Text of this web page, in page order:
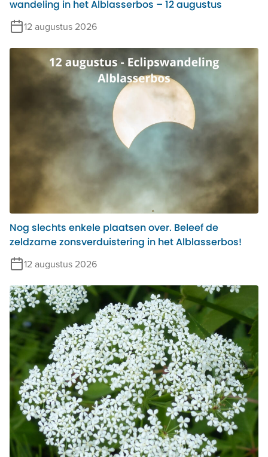
wandeling in het Alblasserbos – 12 augustus
12 augustus 2026
Nog slechts enkele plaatsen over. Beleef de
zeldzame zonsverduistering in het Alblasserbos!
12 augustus 2026